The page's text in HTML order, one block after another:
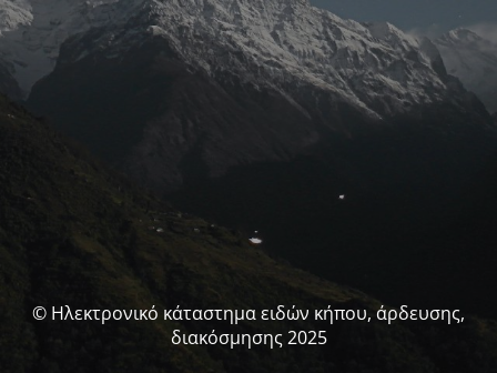
© Ηλεκτρονικό κάταστημα ειδών κήπου, άρδευσης,
διακόσμησης 2025